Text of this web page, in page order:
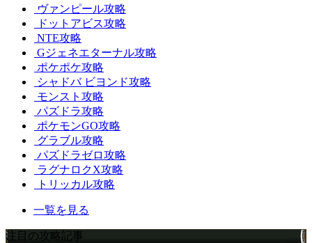
ヴァンピール攻略
ドットアビス攻略
NTE攻略
Gジェネエターナル攻略
ポケポケ攻略
シャドバ ビヨンド攻略
モンスト攻略
パズドラ攻略
ポケモンGO攻略
グラブル攻略
パズドラゼロ攻略
ラグナロクX攻略
トリッカル攻略
一覧を見る
注目の攻略記事